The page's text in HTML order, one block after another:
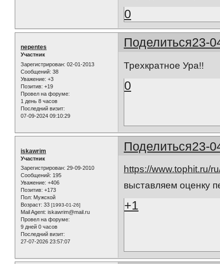
0
Поделиться23-
nepentes
Участник
Зарегистрирован: 02-01-2013
Сообщений: 38
Уважение: +3
Позитив: +19
Провел на форуме:
1 день 8 часов
Последний визит:
07-09-2024 09:10:29
Трехкратное Ура!!
0
Поделиться23-
iskawrim
Участник
Зарегистрирован: 29-09-2010
Сообщений: 195
Уважение: +406
Позитив: +173
Пол: Мужской
Возраст: 33 [1993-01-26]
Mail Agent: iskawrim@mail.ru
Провел на форуме:
9 дней 0 часов
Последний визит:
27-07-2026 23:57:07
https://www.tophit.ru/
выставляем оценку
+1